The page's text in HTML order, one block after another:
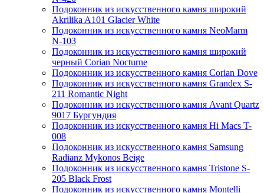
Подоконник из искусственного камня широкий
Akrilika A101 Glacier White
Подоконник из искусственного камня NeoMarm
N-103
Подоконник из искусственного камня широкий
черный Corian Nocturne
Подоконник из искусственного камня Corian Dove
Подоконник из искусственного камня Grandex S-
211 Romantic Night
Подоконник из искусственного камня Avant Quartz
9017 Бургундия
Подоконник из искусственного камня Hi Macs T-
008
Подоконник из искусственного камня Samsung
Radianz Mykonos Beige
Подоконник из искусственного камня Tristone S-
205 Black Frost
Подоконник из искусственного камня Montelli